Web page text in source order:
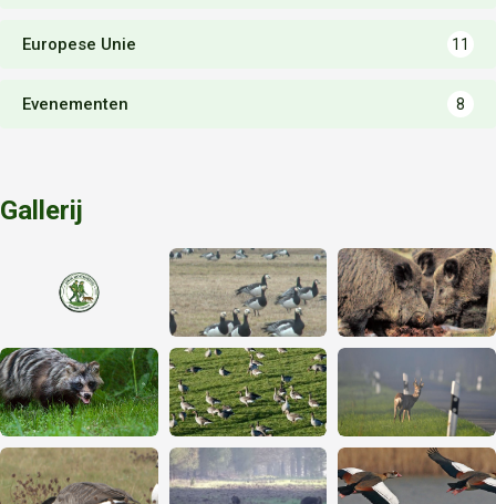
Europese Unie 11
Evenementen 8
Gallerij